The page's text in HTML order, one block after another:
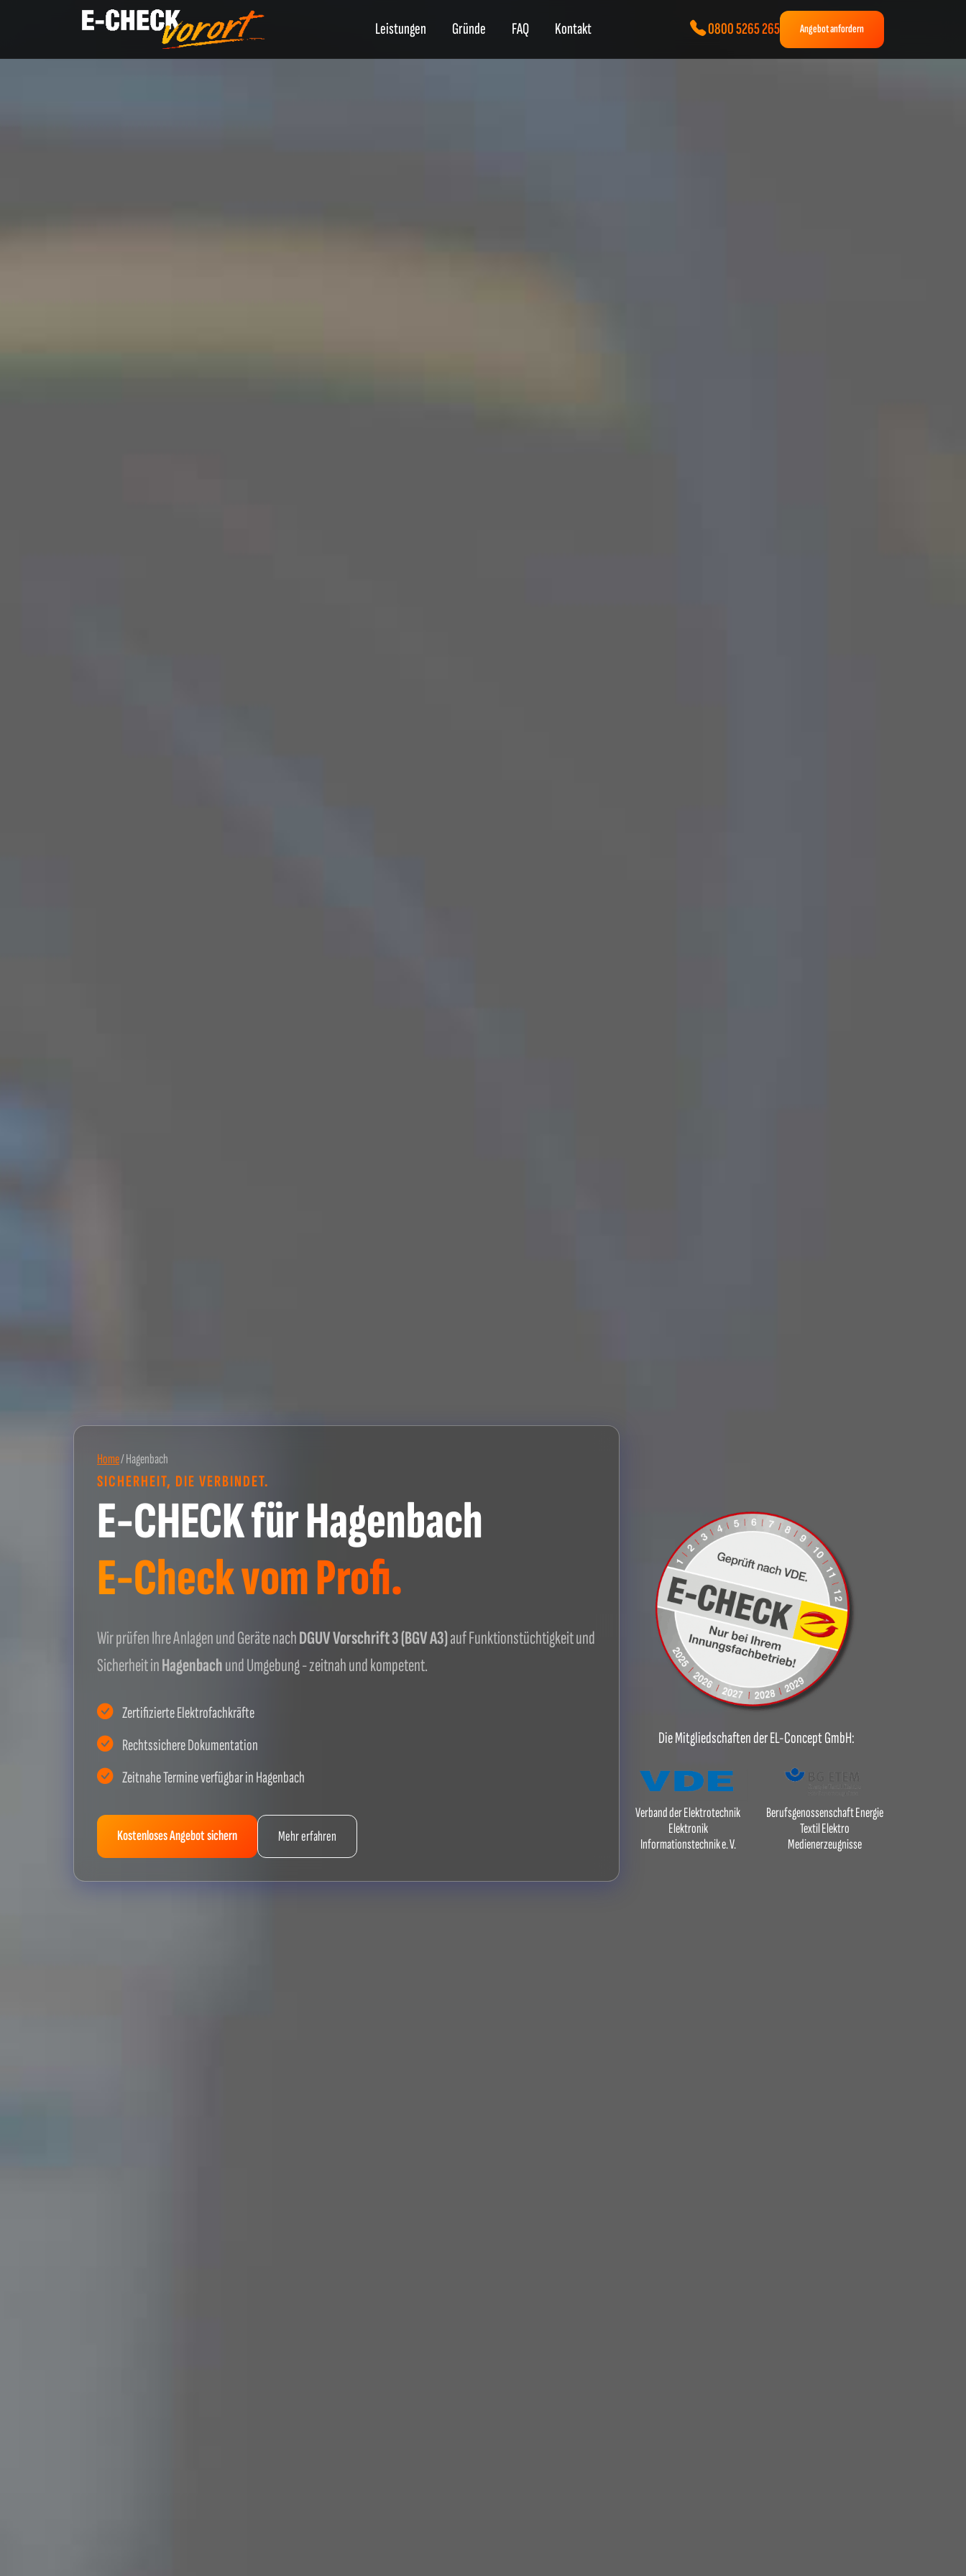
Leistungen Gründe FAQ Kontakt 0800 5265 265 Angebot anfordern
Home/Hagenbach
SICHERHEIT, DIE VERBINDET.
E-CHECK für Hagenbach
E-Check vom Profi.
Wir prüfen Ihre Anlagen und Geräte nachDGUV Vorschrift 3 (BGV A3)auf Funktionstüchtigkeit und
Sicherheit inHagenbachund Umgebung - zeitnah und kompetent.
Zertifizierte Elektrofachkräfte
Rechtssichere Dokumentation
Zeitnahe Termine verfügbar in Hagenbach
Kostenloses Angebot sichern Mehr erfahren
Die Mitgliedschaften der EL-Concept GmbH:
Verband der Elektrotechnik
Elektronik
Informationstechnik e. V.
Berufsgenossenschaft Energie
Textil Elektro
Medienerzeugnisse